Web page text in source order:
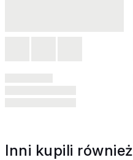
Inni kupili również